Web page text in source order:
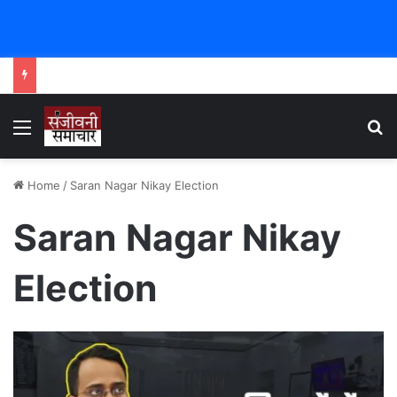
Menu
Home / Saran Nagar Nikay Election
Saran Nagar Nikay
Election